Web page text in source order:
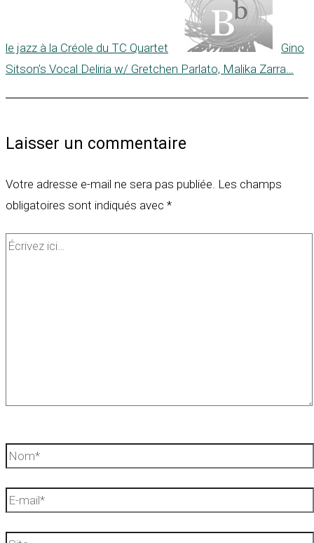
le jazz à la Créole du TC Quartet
Gino
Sitson’s Vocal Deliria w/ Gretchen Parlato, Malika Zarra…
Laisser un commentaire
Votre adresse e-mail ne sera pas publiée. Les champs
obligatoires sont indiqués avec *
Écrivez
Nom*
E-